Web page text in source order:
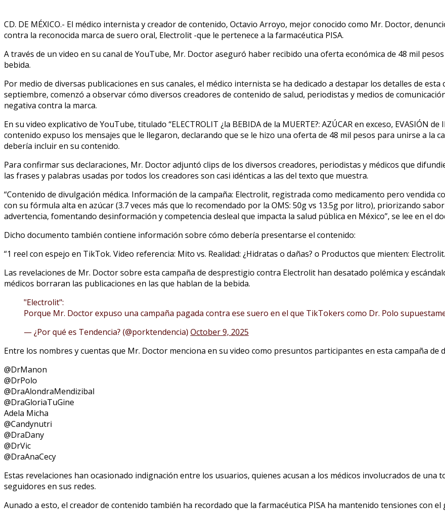
CD. DE MÉXICO.- El médico internista y creador de contenido, Octavio Arroyo, mejor conocido como Mr. Doctor,
contra la reconocida marca de suero oral, Electrolit -que le pertenece a la farmacéutica PISA.
A través de un video en su canal de YouTube, Mr. Doctor aseguró haber recibido una oferta económica de 48 mil
bebida.
Por medio de diversas publicaciones en sus canales, el médico internista se ha dedicado a destapar los detalles de
septiembre, comenzó a observar cómo diversos creadores de contenido de salud, periodistas y medios de
negativa contra la marca.
En su video explicativo de YouTube, titulado “ELECTROLIT ¿la BEBIDA de la MUERTE?: AZÚCAR en exceso, EVASIÓN de
contenido expuso los mensajes que le llegaron, declarando que se le hizo una oferta de 48 mil pesos para unirse a la
debería incluir en su contenido.
Para confirmar sus declaraciones, Mr. Doctor adjuntó clips de los diversos creadores, periodistas y médicos que
las frases y palabras usadas por todos los creadores son casi idénticas a las del texto que muestra.
“Contenido de divulgación médica. Información de la campaña: Electrolit, registrada como medicamento pero vendida
con su fórmula alta en azúcar (3.7 veces más que lo recomendado por la OMS: 50g vs 13.5g por litro), priorizando
advertencia, fomentando desinformación y competencia desleal que impacta la salud pública en México”, se lee en el
Dicho documento también contiene información sobre cómo debería presentarse el contenido:
“1 reel con espejo en TikTok. Video referencia: Mito vs. Realidad: ¿Hidratas o dañas? o Productos que mienten:
Las revelaciones de Mr. Doctor sobre esta campaña de desprestigio contra Electrolit han desatado polémica y
médicos borraran las publicaciones en las que hablan de la bebida.
"Electrolit":
Porque Mr. Doctor expuso una campaña pagada contra ese suero en el que TikTokers como Dr. Polo
— ¿Por qué es Tendencia? (@porktendencia) October 9, 2025
Entre los nombres y cuentas que Mr. Doctor menciona en su video como presuntos participantes en esta campaña de
@DrManon
@DrPolo
@DraAlondraMendizibal
@DraGloriaTuGine
Adela Micha
@Candynutri
@DraDany
@DrVic
@DraAnaCecy
Estas revelaciones han ocasionado indignación entre los usuarios, quienes acusan a los médicos involucrados de
seguidores en sus redes.
Aunado a esto, el creador de contenido también ha recordado que la farmacéutica PISA ha mantenido tensiones con